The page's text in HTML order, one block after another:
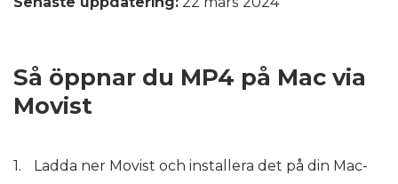
Så öppnar du MP4 på Mac via
Movist
Ladda ner Movist och installera det på din Mac-